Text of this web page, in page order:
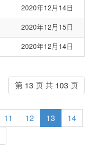
2020年12月14日
2020年12月15日
2020年12月14日
第 13 页 共 103 页
11 12 13
14